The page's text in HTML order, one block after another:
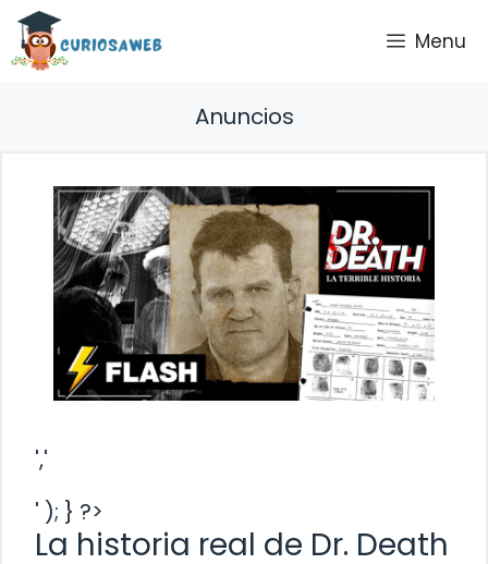
Saltar
contenido
Menu
Anuncios
','
' ); } ?>
La historia real de Dr. Death